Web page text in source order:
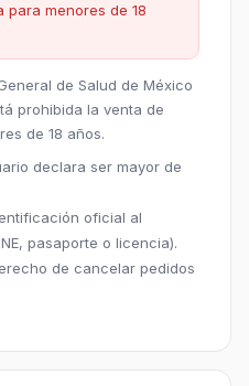
para menores de 18
de Salud de México
prohibida la venta de
de 18 años.
declara ser mayor de
oficial al
pasaporte o licencia).
de cancelar pedidos